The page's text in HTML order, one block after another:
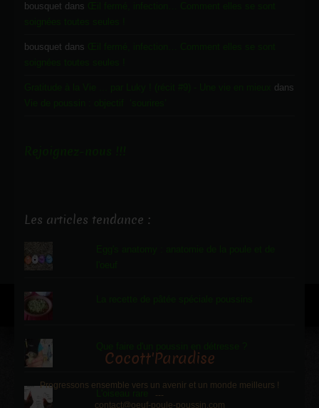
bousquet dans
bousquet dans
dans
Les articles tendance :
Cocott'Paradise
Progressons ensemble vers un avenir et un monde meilleurs !
---
contact@oeuf-poule-poussin.com